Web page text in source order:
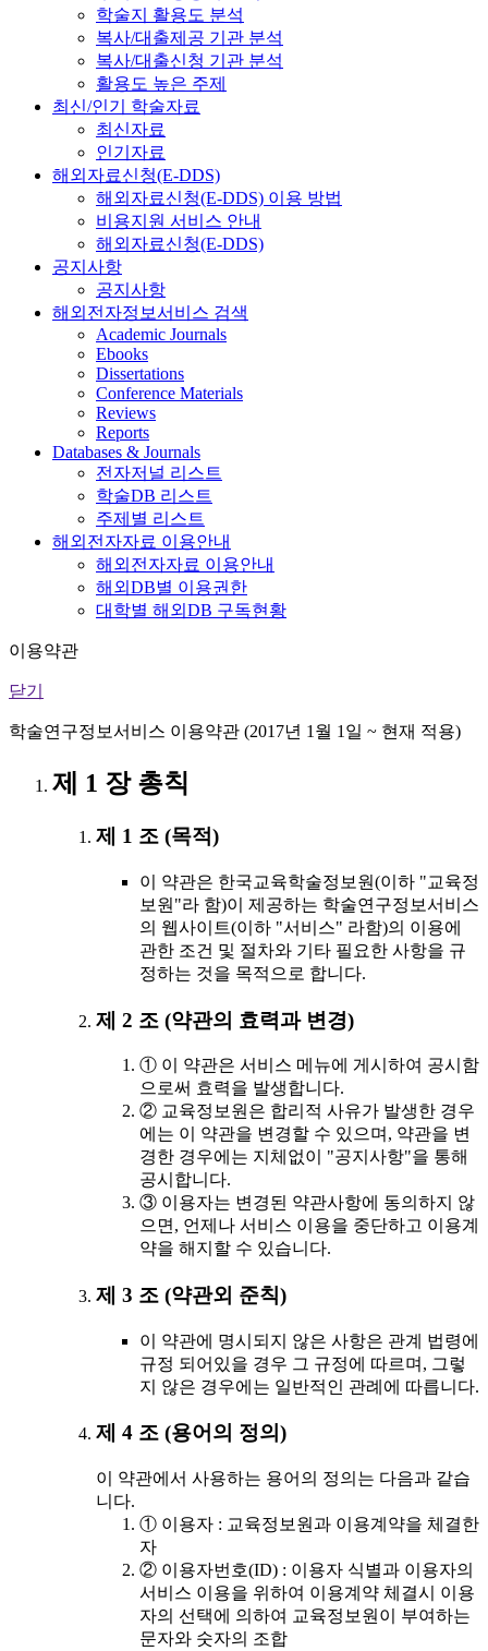
학술지 활용도 분석
복사/대출제공 기관 분석
복사/대출신청 기관 분석
활용도 높은 주제
최신/인기 학술자료
최신자료
인기자료
해외자료신청(E-DDS)
해외자료신청(E-DDS) 이용 방법
비용지원 서비스 안내
해외자료신청(E-DDS)
공지사항
공지사항
해외전자정보서비스 검색
Academic Journals
Ebooks
Dissertations
Conference Materials
Reviews
Reports
Databases & Journals
전자저널 리스트
학술DB 리스트
주제별 리스트
해외전자자료 이용안내
해외전자자료 이용안내
해외DB별 이용권한
대학별 해외DB 구독현황
이용약관
닫기
학술연구정보서비스 이용약관 (2017년 1월 1일 ~ 현재 적용)
제 1 장 총칙
제 1 조 (목적)
이 약관은 한국교육학술정보원(이하 "교육정
보원"라 함)이 제공하는 학술연구정보서비스
의 웹사이트(이하 "서비스" 라함)의 이용에
관한 조건 및 절차와 기타 필요한 사항을 규
정하는 것을 목적으로 합니다.
제 2 조 (약관의 효력과 변경)
① 이 약관은 서비스 메뉴에 게시하여 공시함
으로써 효력을 발생합니다.
② 교육정보원은 합리적 사유가 발생한 경우
에는 이 약관을 변경할 수 있으며, 약관을 변
경한 경우에는 지체없이 "공지사항"을 통해
공시합니다.
③ 이용자는 변경된 약관사항에 동의하지 않
으면, 언제나 서비스 이용을 중단하고 이용계
약을 해지할 수 있습니다.
제 3 조 (약관외 준칙)
이 약관에 명시되지 않은 사항은 관계 법령에
규정 되어있을 경우 그 규정에 따르며, 그렇
지 않은 경우에는 일반적인 관례에 따릅니다.
제 4 조 (용어의 정의)
이 약관에서 사용하는 용어의 정의는 다음과 같습
니다.
① 이용자 : 교육정보원과 이용계약을 체결한
자
② 이용자번호(ID) : 이용자 식별과 이용자의
서비스 이용을 위하여 이용계약 체결시 이용
자의 선택에 의하여 교육정보원이 부여하는
문자와 숫자의 조합